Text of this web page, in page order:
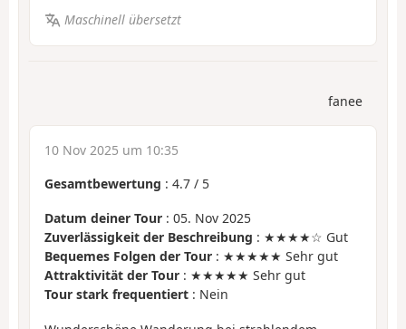
Maschinell übersetzt
fanee
10 Nov 2025 um 10:35
Gesamtbewertung : 4.7 / 5
Datum deiner Tour : 05. Nov 2025
Zuverlässigkeit der Beschreibung : ★★★★☆ Gut
Bequemes Folgen der Tour : ★★★★★ Sehr gut
Attraktivität der Tour : ★★★★★ Sehr gut
Tour stark frequentiert : Nein